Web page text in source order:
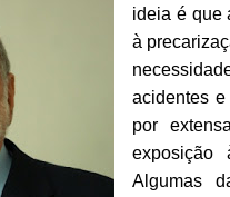
ideia é que
à
acidentes
por
exposição
Algumas